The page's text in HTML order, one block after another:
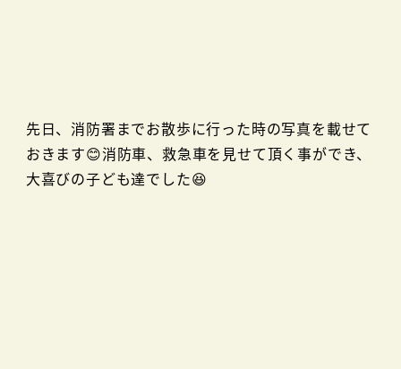
先日、消防署までお散歩に行った時の写真を載せて
おきます😊消防車、救急車を見せて頂く事ができ、
大喜びの子ども達でした😆